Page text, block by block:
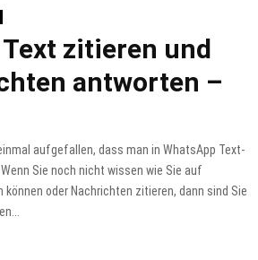
zitieren und
antworten –
aufgefallen, dass man in WhatsApp Text-
Sie noch nicht wissen wie Sie auf
oder Nachrichten zitieren, dann sind Sie